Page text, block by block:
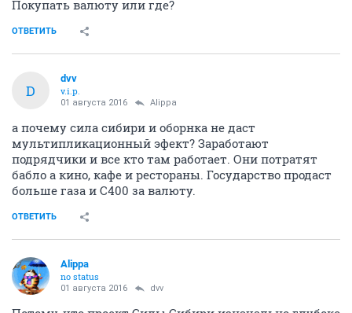
Покупать валюту или где?
ОТВЕТИТЬ
D
dvv
v.i.p.
01 августа 2016 Alippa
а почему сила сибири и оборнка не даст
мультипликационный эфект? Заработают
подрядчики и все кто там работает. Они потратят
бабло а кино, кафе и рестораны. Государство продаст
больше газа и С400 за валюту.
ОТВЕТИТЬ
Alippa
no status
01 августа 2016 dvv